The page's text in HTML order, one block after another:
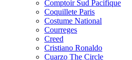
Comptoir Sud Pacifique
Coquillete Paris
Costume National
Courreges
Creed
Cristiano Ronaldo
Cuarzo The Circle